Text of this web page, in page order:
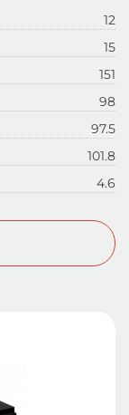
12
15
151
98
97.5
101.8
4.6